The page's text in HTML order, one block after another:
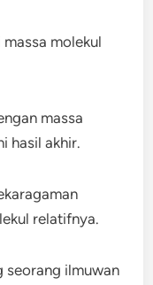
molekul
massa
hasil akhir.
relatifnya.
seorang ilmuwan